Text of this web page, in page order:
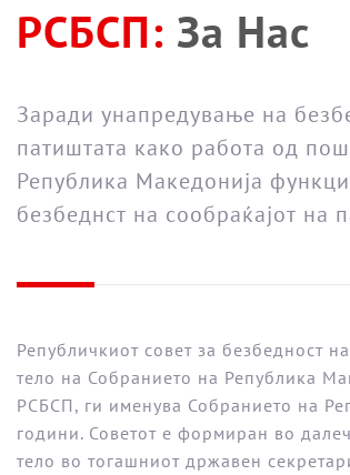
РСБСП: За Нас
Заради унапредување на
патиштата како работа од
Република Македонија
безбеднст на сообраќајот на
Републичкиот совет за безбедност
тело на Собранието на Република
РСБСП, ги именува Собранието на
години. Советот е формиран во
тело во тогашниот државен